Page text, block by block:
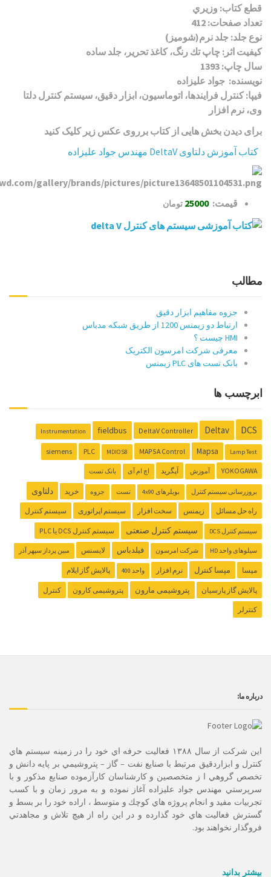
قطع كتاب: وزيري
تعداد صفحات: 412
نوع جلد: جلد نرم(شوميز)
كيفيت اثر: چاپ تك رنگ، كاغذ تحرير، جلد ساده
سال چاپ: 1393
نویسنده: جواد علیزاده
فيپا: کنترل فرایندها، اتوماسیون، ابزار دقیق، سیستم کنترل دلتا
وی، نرم افزار
برای دیدن بخش هایی از کتاب برروی عکس زیر کلیک کنید
کتاب آموزش دلتاوی DeltaV مهندس جواد علیزاده
قیمت: 25000 تومان
مطالب
جزوه مفاهیم ابزار دقیق
ارتباط دو زیمنس 1200 از طریق شبکه مدباس
HMI چیست ؟
معرفی شرکت امرسون الکتریک
بانک تست های PLC زیمنس
ابرچسب ها
DCS
Deltav
DeltaV Controller
fieldbus
Instrumentation
Lamp Test
Mapsa
MAPSA Control
MDIOS8
PLC
siemens
YOKOGAWA آموزش آپگرید اچ ام آی بانک تست
بروزرسانی سیستم کنترل بویلرهای 4x90 تست جزوه خرید دلتاوی
راه حل مسائل زیمنس سخت افزار سیستم اپراتوری سیستم کنترل
سیستم کنترل DCS سیستم کنترل صنعتی سیستم کنترل ‌DCS یا PLC
سیلوهای واحد HD شرکت امرسون فیلدباس لایسنس مبین پرداز سپهر آذر
مپسا مپسا کنترل نرم افزار واحد 400 پالایش گاز ایلام
پالایش گاز پارسیان پتروشیمی مارون پتروشیمی کارون کنترل
کنترلر
درباره ما:
این شرکت از سال ۱۳۸۸ فعاليت حرفه اي خود را در زمينه سيستم هاي
كنترل و ابزاردقيق مرتبط با صنايع نفت – گاز – پتروشيمي بر پايه دانش و
تخصص گروهي ا ز متخصصين و كارشناسان كارآزموده صنايع مذكور و با
سرپرستي مهندس جواد عليزاده آغاز نموده و به مرور زمان و با كسب
تجربيات مفيد و انجام پروژه هاي كوچك و متوسط ، اراده خود را بر بسط و
گسترش فعاليت هاي خود گذارده و در اين راه از هيچ تلاش و مجاهدتي
فروگذار نخواهند بود.
بیشتر بدانید